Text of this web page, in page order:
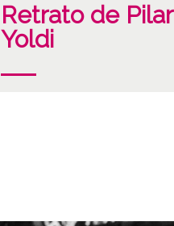
Retrato de Pilar
Yoldi